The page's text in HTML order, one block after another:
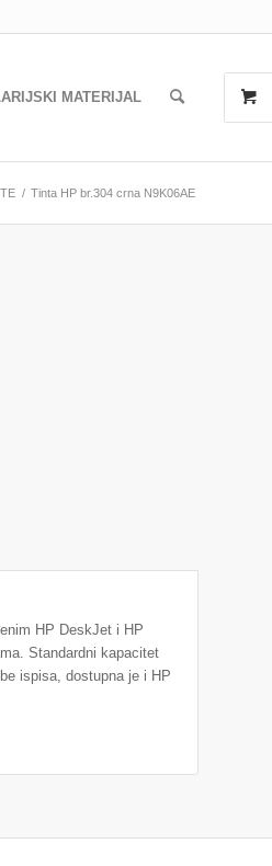
MATERIJAL
/ Tinta HP br.304 crna N9K06AE
HP DeskJet i HP
Standardni kapacitet
ispisa, dostupna je i HP